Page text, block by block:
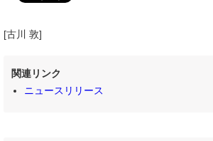
[古川 敦]
関連リンク
ニュースリリース